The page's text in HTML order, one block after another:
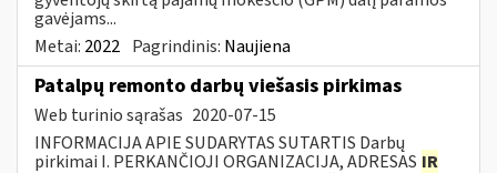
gavėjams...
Metai: 2022 Pagrindinis: Naujiena
Patalpų remonto darbų viešasis pirkimas
Web turinio sąrašas 2020-07-15
INFORMACIJA APIE SUDARYTAS SUTARTIS Darbų
pirkimai I. PERKANČIOJI ORGANIZACIJA, ADRESAS IR